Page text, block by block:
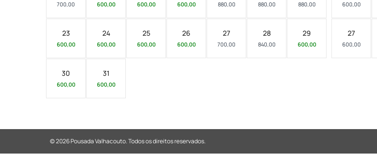
700,00 600,00 600,00 600,00 880,00 880,00 880,00
23
600,00
24
600,00
25
600,00
26
600,00
27
700,00
28
840,00
29
600,00
30
600,00
31
600,00
600,00
27
600,00
© 2026 Pousada Valhacouto.Todos os direitos reservados.